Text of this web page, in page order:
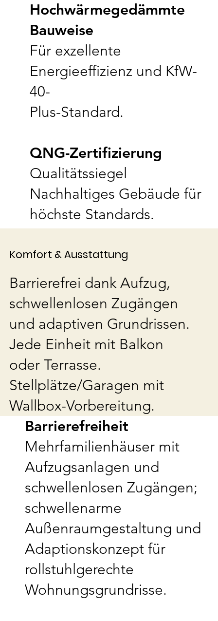
Hochwärmegedämmte
Bauweise
Für exzellente
Energieeffizienz und KfW-
40-
Plus-Standard.
QNG-Zertifizierung
Qualitätssiegel
Nachhaltiges Gebäude für
höchste Standards.
Komfort & Ausstattung
Barrierefrei dank Aufzug,
schwellenlosen Zugängen
und adaptiven Grundrissen.
Jede Einheit mit Balkon
oder Terrasse.
Stellplätze/Garagen mit
Wallbox-Vorbereitung.
Barrierefreiheit
Mehrfamilienhäuser mit
Aufzugsanlagen und
schwellenlosen Zugängen;
schwellenarme
Außenraumgestaltung und
Adaptionskonzept für
rollstuhlgerechte
Wohnungsgrundrisse.